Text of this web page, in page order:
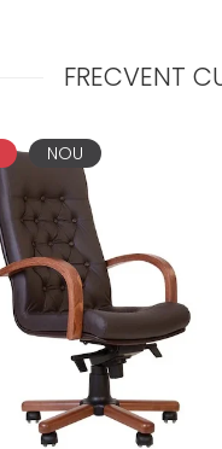
FRECVENT
NOU